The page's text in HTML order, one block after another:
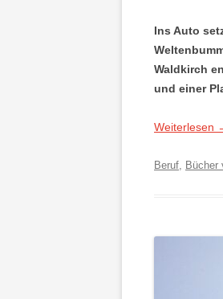
Ins Auto
Waldkirch
und einer
Weiterlesen
Beruf, Bücher